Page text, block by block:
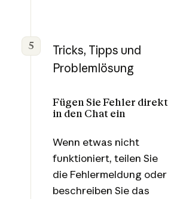
5
Tricks, Tipps und
Problemlösung
Fügen Sie Fehler direkt
in den Chat ein
Wenn etwas nicht
funktioniert, teilen Sie
die Fehlermeldung oder
beschreiben Sie das